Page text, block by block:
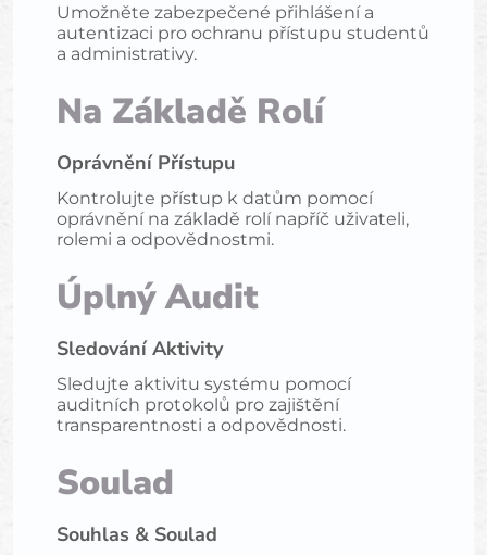
Umožněte zabezpečené přihlášení a
autentizaci pro ochranu přístupu studentů
a administrativy.
Na Základě Rolí
Oprávnění Přístupu
Kontrolujte přístup k datům pomocí
oprávnění na základě rolí napříč uživateli,
rolemi a odpovědnostmi.
Úplný Audit
Sledování Aktivity
Sledujte aktivitu systému pomocí
auditních protokolů pro zajištění
transparentnosti a odpovědnosti.
Soulad
Souhlas & Soulad